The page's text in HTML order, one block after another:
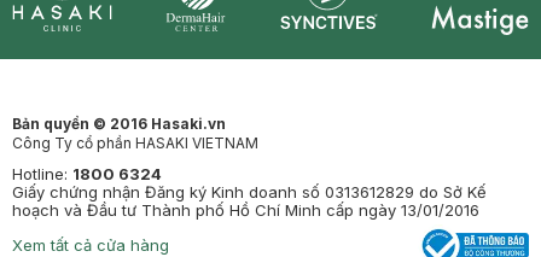
Bản quyền © 2016 Hasaki.vn
Công Ty cổ phần HASAKI VIETNAM
Hotline: 1800 6324
Giấy chứng nhận Đăng ký Kinh doanh số 0313612829 do Sở Kế
hoạch và Đầu tư Thành phố Hồ Chí Minh cấp ngày 13/01/2016
Xem tất cả cửa hàng